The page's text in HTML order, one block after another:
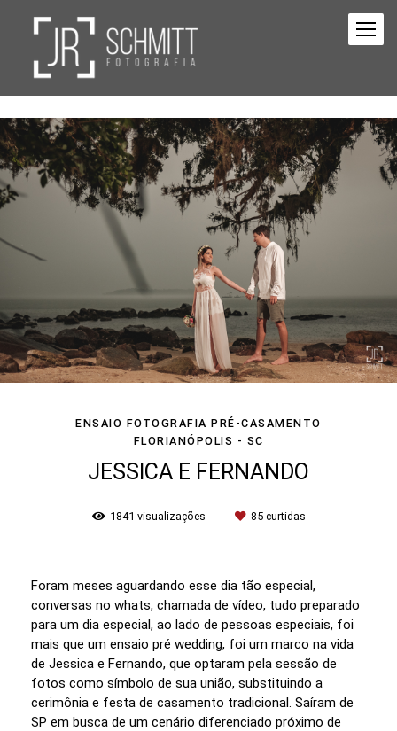
ENSAIO FOTOGRAFIA PRÉ-CASAMENTO
FLORIANÓPOLIS - SC
JESSICA E FERNANDO
1841 visualizações 85curtidas
Foram meses aguardando esse dia tão especial,
conversas no whats, chamada de vídeo, tudo preparado
para um dia especial, ao lado de pessoas especiais, foi
mais que um ensaio pré wedding, foi um marco na vida
de Jessica e Fernando, que optaram pela sessão de
fotos como símbolo de sua união, substituindo a
cerimônia e festa de casamento tradicional. Saíram de
SP em busca de um cenário diferenciado próximo de